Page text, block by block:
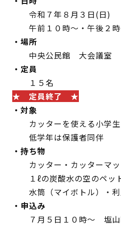
令和７年８月３日(日)
午前１０時～・午後２
・場所
中央公民館 大会議室
・定員
１５名
★ 定員終了 ★
・対象
カッターを使える小学生
低学年は保護者同伴
・持ち物
カッター・カッターマッ
１ℓの炭酸水の空のペッ
水筒（マイボトル）・利
・申込み
７月５日１０時～ 塩山
こどもの
としょかん
おはなし